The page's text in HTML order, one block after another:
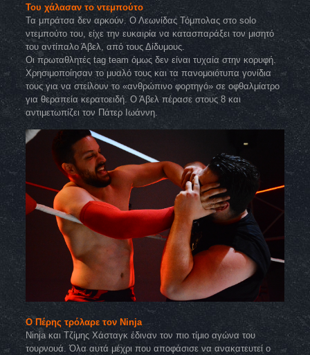
Του χάλασαν το ντεμπούτο
Τα μπράτσα δεν αρκούν. Ο Λεωνίδας Τόμπολας στο solo
ντεμπούτο του, είχε την ευκαιρία να κατασπαράξει τον μισητό
του αντίπαλο Άβελ, από τους Δίδυμους.
Οι πρωταθλητές tag team όμως δεν είναι τυχαία στην κορυφή.
Χρησιμοποίησαν το μυαλό τους και τα πανομοιότυπα γονίδια
τους για να στείλουν το «ανθρώπινο φορτηγό» σε οφθαλμίατρο
για θεραπεία κερατοειδή. Ο Άβελ πέρασε στους 8 και
αντιμετωπίζει τον Πάτερ Ιωάννη.
Ο Πέρης τρόλαρε τον Ninja
Ninja και Τζίμης Χάσταγκ έδιναν τον πιο τίμιο αγώνα του
τουρνουά. Όλα αυτά μέχρι που αποφάσισε να ανακατευτεί ο